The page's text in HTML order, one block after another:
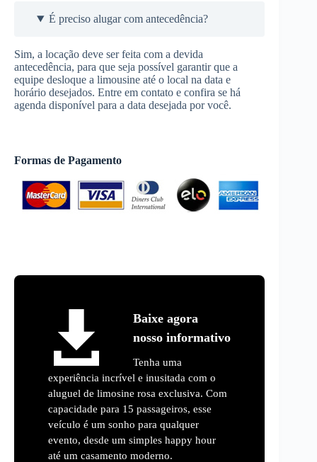
É preciso alugar com antecedência?
Sim, a locação deve ser feita com a devida
antecedência, para que seja possível garantir que a
equipe desloque a limousine até o local na data e
horário desejados. Entre em contato e confira se há
agenda disponível para a data desejada por você.
Formas de Pagamento
Baixe agora
nosso informativo
Tenha uma
experiência incrível e inusitada com o
aluguel de limosine rosa exclusiva. Com
capacidade para 15 passageiros, esse
veículo é um sonho para qualquer
evento, desde um simples happy hour
até um casamento moderno.